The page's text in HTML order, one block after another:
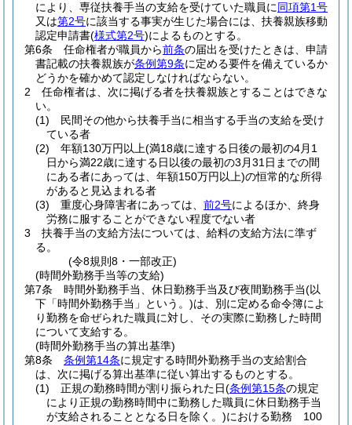
により、専従扶養手当の支給を受けていた職員に同項第1号
又は第2号に該当する事実が生じた場合には、扶養親族移動
認定申請書(様式第2号)によるものとする。
第6条
任命権者が職員から前条の届出を受けたときは、申請
書記載の扶養親族が条例第9条に定める要件を備えているか
どうかを確かめて認定しなければならない。
2
任命権者は、次に掲げる者を扶養親族とすることはできな
い。
(1)
民間その他から扶養手当に相当する手当の支給を受け
ている者
(2)
年額130万円以上(満18歳に達する日後の最初の4月1
日から満22歳に達する日以後の最初の3月31日までの間
にある者にあっては、年額150万円以上)の恒常的な所得
があると見込まれる者
(3)
重度心身障害者にあっては、 前2号によるほか、終身
労務に服することができない程度でない者
3
扶養手当の支給方法については、給料の支給方法に準ず
る。
(令8規則8・一部改正)
(時間外勤務手当等の支給)
第7条
時間外勤務手当、休日勤務手当及び夜間勤務手当(以
下「時間外勤務手当」という。)は、別に定める命令簿によ
り勤務を命ぜられた職員に対し、その実際に勤務した時間
について支給する。
(時間外勤務手当の算出基準)
第8条
条例第14条に規定する時間外勤務手当の支給割合
は、次に掲げる算出基準に従い算出するものとする。
(1)
正規の勤務時間が割り振られた日(条例第15条の規定
により正規の勤務時間中に勤務した職員に休日勤務手当
が支給されることとなる日を除く。)における勤務 100